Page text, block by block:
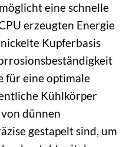
eine schnelle
erzeugten Energie
Kupferbasis
für eine optimale
Kühlkörper
dünnen
gestapelt sind, um